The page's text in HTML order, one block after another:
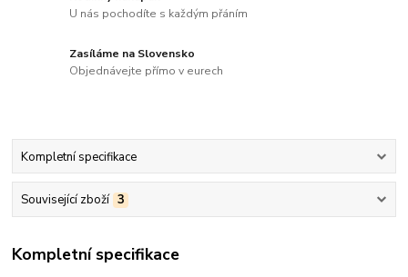
U nás pochodíte s každým přáním
Zasíláme na Slovensko
Objednávejte přímo v eurech
Kompletní specifikace
Související zboží 3
Kompletní specifikace